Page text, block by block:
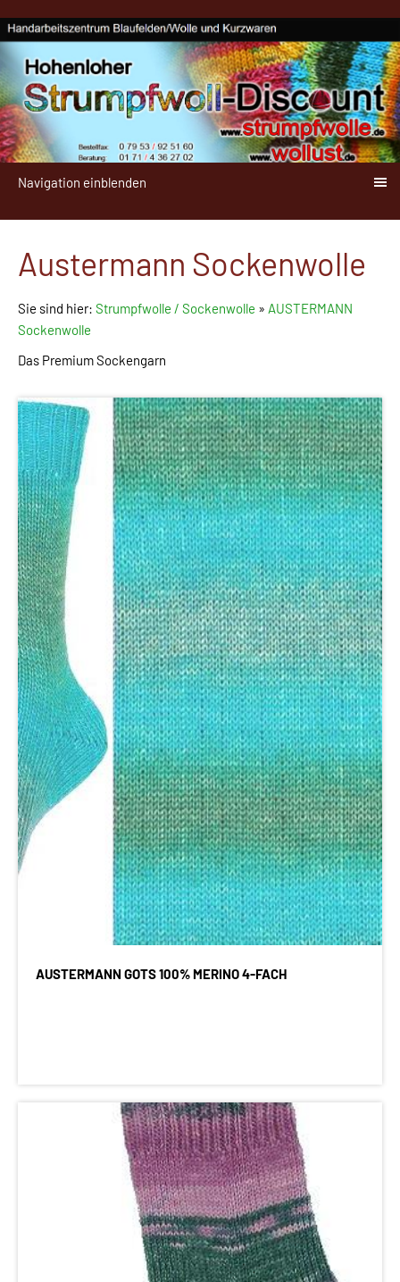
Navigation einblenden
Austermann Sockenwolle
Sie sind hier: Strumpfwolle / Sockenwolle » AUSTERMANN
Sockenwolle
Das Premium Sockengarn
AUSTERMANN GOTS 100% MERINO 4-FACH